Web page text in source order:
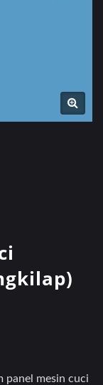
panel mesin cuci